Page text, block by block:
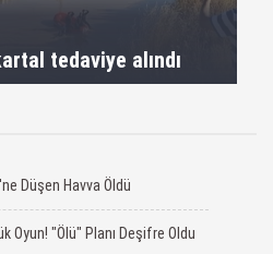
tedaviye alındı
Düşen Havva Öldü
Oyun! "Ölü" Planı Deşifre Oldu